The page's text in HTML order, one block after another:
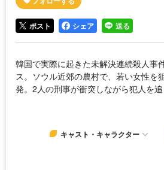
ポスト シェア 送る
韓国で実際に起きた未解決連続殺人事
ス。ソウル近郊の農村で、若い女性を
発。2人の刑事が衝突しながら犯人を追
キャスト・キャラクター